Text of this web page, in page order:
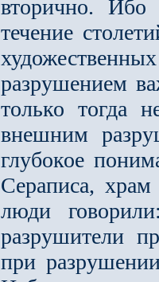
вторично. Ибо
течение
разрушением
только тогда
внешним
глубокое
Сераписа,
люди
разрушители
при